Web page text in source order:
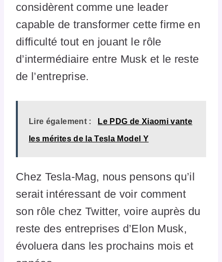
considèrent comme une leader
capable de transformer cette firme en
difficulté tout en jouant le rôle
d’intermédiaire entre Musk et le reste
de l’entreprise.
Lire également : Le PDG de Xiaomi vante
les mérites de la Tesla Model Y
Chez Tesla-Mag, nous pensons qu’il
serait intéressant de voir comment
son rôle chez Twitter, voire auprès du
reste des entreprises d’Elon Musk,
évoluera dans les prochains mois et